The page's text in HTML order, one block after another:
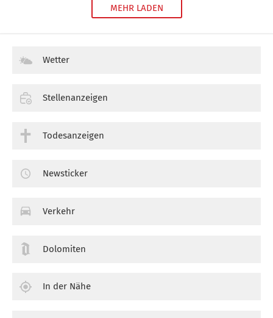
MEHR LADEN
Wetter
Stellenanzeigen
Todesanzeigen
Newsticker
Verkehr
Dolomiten
In der Nähe